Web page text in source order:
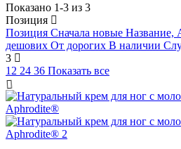
Показано 1-3 из 3
Позиция
Позиция Сначала новые Название,
дешових От дорогих В наличии
3
12 24 36 Показать все